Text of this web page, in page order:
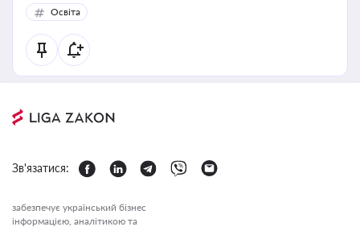
політики у цій галузі
Освіта
Зв'язатися:
забезпечує український бізнес
інформацією, аналітикою та